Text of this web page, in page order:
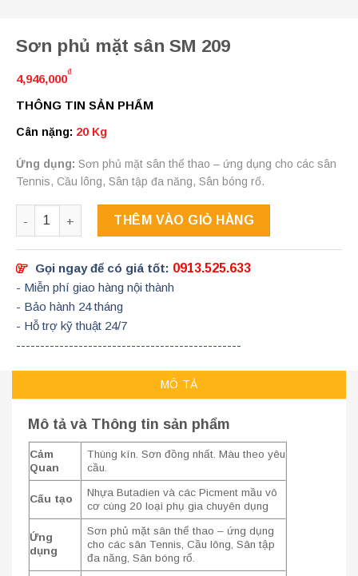
Sơn phủ mặt sân SM 209
4,946,000
₫
THÔNG TIN SẢN PHẨM
Cân nặng: 20 Kg
Ứng dụng: Sơn phủ mặt sân thể thao – ứng dụng cho các sân
Tennis, Cầu lông, Sân tập đa năng, Sân bóng rổ.
Số lượng
THÊM VÀO GIỎ HÀNG
Gọi ngay để có giá tốt: 0913.525.633
- Miễn phí giao hàng nội thành
- Bảo hành 24 tháng
- Hỗ trợ kỹ thuật 24/7
-----------------------------------------------
MÔ TẢ
Mô tả và Thông tin sản phẩm
Cảm
Quan
Thùng kín. Sơn đồng nhất. Màu theo yêu
cầu.
Cấu tạo
Nhựa Butadien và các Picment mầu vô
cơ cùng 20 loại phụ gia chuyên dụng
Ứng
dụng
Sơn phủ mặt sân thể thao – ứng dụng
cho các sân Tennis, Cầu lông, Sân tập
đa năng, Sân bóng rổ.